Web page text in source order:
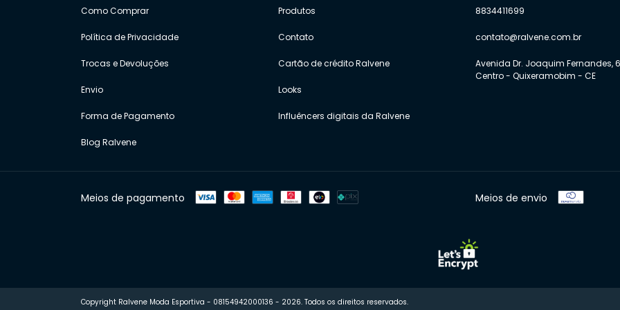
Como Comprar
Política de Privacidade
Trocas e Devoluções
Envio
Forma de Pagamento
Blog Ralvene
Produtos
Contato
Cartão de crédito Ralvene
Looks
Influêncers digitais da Ralvene
8834411699
contato@ralvene.com.br
Avenida Dr. Joaquim Fernandes,
Centro - Quixeramobim - CE
Meios de pagamento Meios de envio
Copyright Ralvene Moda Esportiva - 08154942000136 - 2026. Todos os direitos reservados.